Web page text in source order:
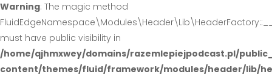
Warning: The magic method
must have public visibility in
/home/qjhmxwey/domains/razemlepiejpodcast.pl/
content/themes/fluid/framework/modules/header/lib/